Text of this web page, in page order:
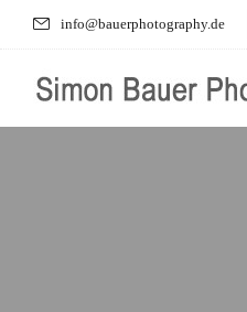
info@bauerphotography.de